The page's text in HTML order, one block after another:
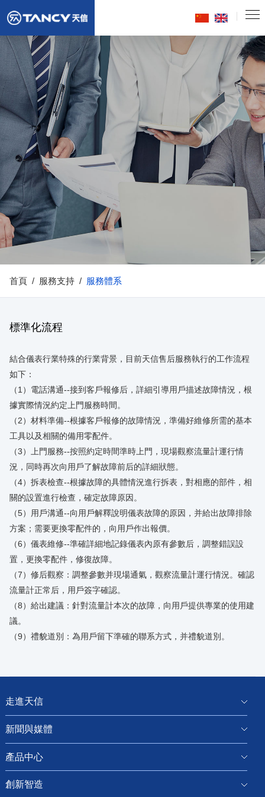
首頁 / 服務支持 / 服務體系
標準化流程
結合儀表行業特殊的行業背景，目前天信售后服務執行的工作流程
如下：
（1）電話溝通--接到客戶報修后，詳細引導用戶描述故障情況，根
據實際情況約定上門服務時間。
（2）材料準備--根據客戶報修的故障情況，準備好維修所需的基本
工具以及相關的備用零配件。
（3）上門服務--按照約定時間準時上門，現場觀察流量計運行情
況，同時再次向用戶了解故障前后的詳細狀態。
（4）拆表檢查--根據故障的具體情況進行拆表，對相應的部件，相
關的設置進行檢查，確定故障原因。
（5）用戶溝通--向用戶解釋說明儀表故障的原因，并給出故障排除
方案；需要更換零配件的，向用戶作出報價。
（6）儀表維修--準確詳細地記錄儀表內原有參數后，調整錯誤設
置，更換零配件，修復故障。
（7）修后觀察：調整參數并現場通氣，觀察流量計運行情況。確認
流量計正常后，用戶簽字確認。
（8）給出建議：針對流量計本次的故障，向用戶提供專業的使用建
議。
（9）禮貌道別：為用戶留下準確的聯系方式，并禮貌道別。
走進天信
新聞與媒體
產品中心
創新智造